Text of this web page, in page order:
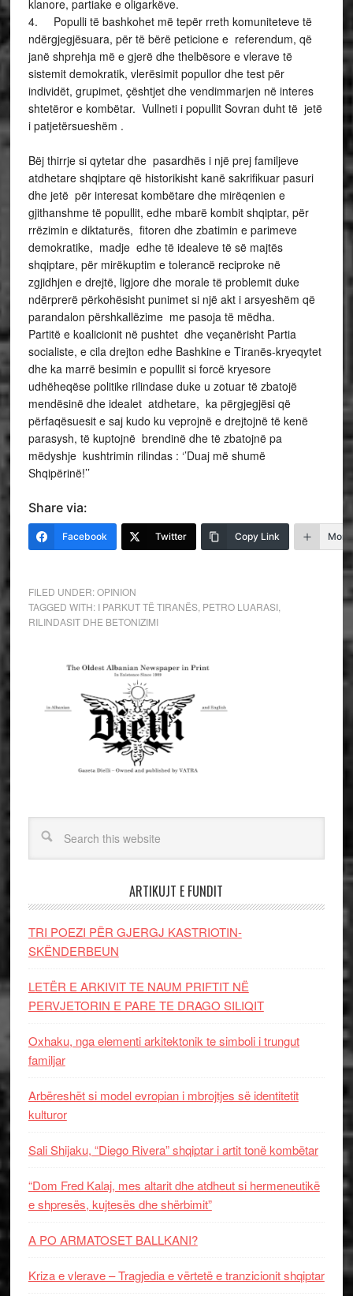
klanore, partiake e oligarkëve.
4. Populli të bashkohet më tepër rreth komuniteteve të
ndërgjegjësuara, për të bërë peticione e referendum, që
janë shprehja më e gjerë dhe thelbësore e vlerave të
sistemit demokratik, vlerësimit popullor dhe test për
individët, grupimet, çështjet dhe vendimmarjen në interes
shtetëror e kombëtar. Vullneti i popullit Sovran duht të jetë
i patjetërsueshëm .
Bëj thirrje si qytetar dhe pasardhës i një prej familjeve
atdhetare shqiptare që historikisht kanë sakrifikuar pasuri
dhe jetë për interesat kombëtare dhe mirëqenien e
gjithanshme të popullit, edhe mbarë kombit shqiptar, për
rrëzimin e diktaturës, fitoren dhe zbatimin e parimeve
demokratike, madje edhe të idealeve të së majtës
shqiptare, për mirëkuptim e tolerancë reciproke në
zgjidhjen e drejtë, ligjore dhe morale të problemit duke
ndërprerë përkohësisht punimet si një akt i arsyeshëm që
parandalon përshkallëzime me pasoja të mëdha.
Partitë e koalicionit në pushtet dhe veçanërisht Partia
socialiste, e cila drejton edhe Bashkine e Tiranës-kryeqytet
dhe ka marrë besimin e popullit si forcë kryesore
udhëheqëse politike rilindase duke u zotuar të zbatojë
mendësinë dhe idealet atdhetare, ka përgjegjësi që
përfaqësuesit e saj kudo ku veprojnë e drejtojnë të kenë
parasysh, të kuptojnë brendinë dhe të zbatojnë pa
mëdyshje kushtrimin rilindas : ‘’Duaj më shumë
Shqipërinë!’’
Share via:
Facebook Twitter Copy Link More
FILED UNDER:OPINION
TAGGED WITH: I PARKUT TË TIRANËS, PETRO LUARASI,
RILINDASIT DHE BETONIZIMI
ARTIKUJT E FUNDIT
TRI POEZI PËR GJERGJ KASTRIOTIN-
SKËNDERBEUN
LETËR E ARKIVIT TE NAUM PRIFTIT NË
PERVJETORIN E PARE TE DRAGO SILIQIT
Oxhaku, nga elementi arkitektonik te simboli i trungut
familjar
Arbëreshët si model evropian i mbrojtjes së identitetit
kulturor
Sali Shijaku, “Diego Rivera” shqiptar i artit tonë kombëtar
“Dom Fred Kalaj, mes altarit dhe atdheut si hermeneutikë
e shpresës, kujtesës dhe shërbimit”
A PO ARMATOSET BALLKANI?
Kriza e vlerave – Tragjedia e vërtetë e tranzicionit shqiptar